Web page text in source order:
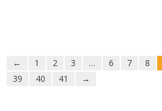
← 1 2 3 … 6 7 8
39
40 41 →